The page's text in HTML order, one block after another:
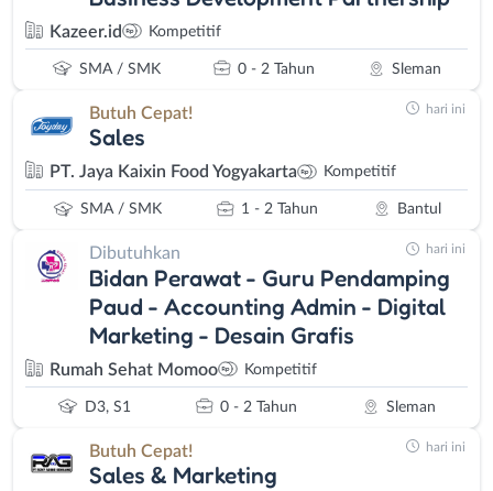
Kazeer.id Kompetitif
SMA / SMK 0 - 2 Tahun Sleman
Butuh Cepat!
Sales
PT. Jaya Kaixin Food Yogyakarta Kompetitif
SMA / SMK 1 - 2 Tahun Bantul
hari ini
Dibutuhkan
Bidan Perawat - Guru Pendamping
Paud - Accounting Admin - Digital
Marketing - Desain Grafis
Rumah Sehat Momoo Kompetitif
D3, S1 0 - 2 Tahun Sleman
hari ini
Butuh Cepat!
Sales & Marketing
hari ini